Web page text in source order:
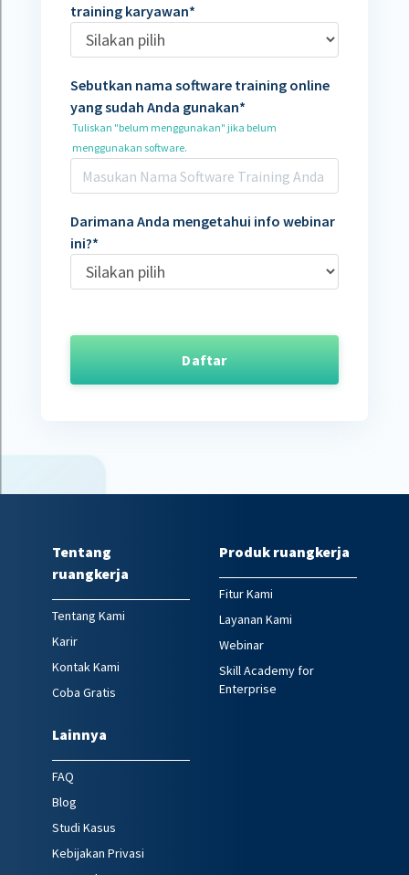
training karyawan*
Sebutkan nama software training online
yang sudah Anda gunakan*
Tuliskan "belum menggunakan" jika belum
menggunakan software.
Darimana Anda mengetahui info webinar
ini?*
Tentang
ruangkerja
Tentang Kami
Karir
Kontak Kami
Coba Gratis
Produk ruangkerja
Fitur Kami
Layanan Kami
Webinar
Skill Academy for
Enterprise
Lainnya
FAQ
Blog
Studi Kasus
Kebijakan Privasi